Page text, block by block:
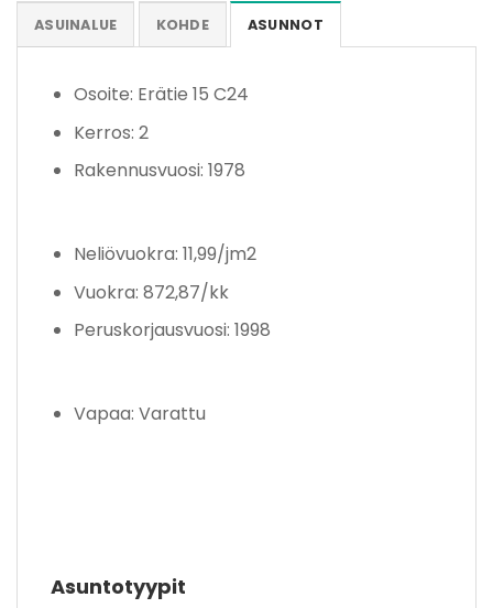
ASUINALUE KOHDE ASUNNOT
Asuntotyypit
Osoite: Erätie 15 C24
Kerros: 2
Rakennusvuosi: 1978
Neliövuokra: 11,99/jm2
Vuokra: 872,87/kk
Peruskorjausvuosi: 1998
Vapaa: Varattu